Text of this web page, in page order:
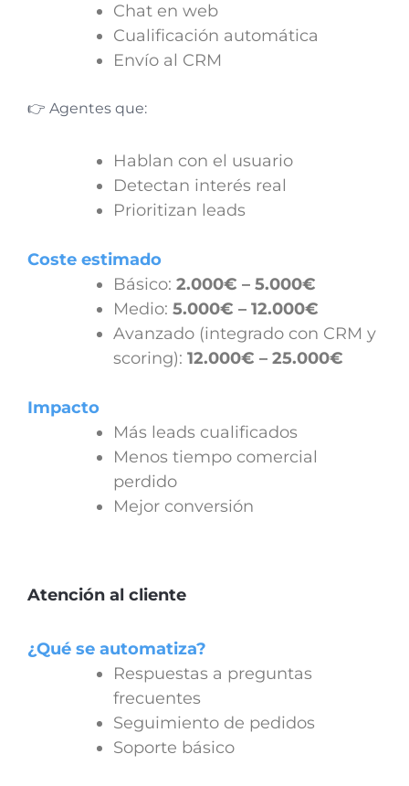
Chat en web
Cualificación automática
Envío al CRM
👉 Agentes que:
Hablan con el usuario
Detectan interés real
Prioritizan leads
Coste estimado
Básico: 2.000€ – 5.000€
Medio: 5.000€ – 12.000€
Avanzado (integrado con CRM y
scoring): 12.000€ – 25.000€
Impacto
Más leads cualificados
Menos tiempo comercial
perdido
Mejor conversión
Atención al cliente
¿Qué se automatiza?
Respuestas a preguntas
frecuentes
Seguimiento de pedidos
Soporte básico